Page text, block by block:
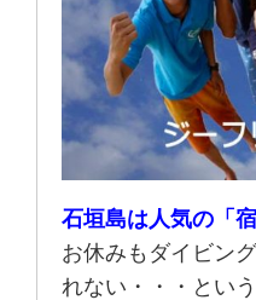
石垣島は人気の「
お休みもダイビン
れない・・・とい